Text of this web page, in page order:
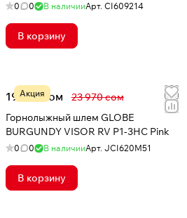
0 0 В наличииАрт. CI609214
В корзину
Акция
19 176 сом
23 970 сом
Горнолыжный шлем GLOBE
BURGUNDY VISOR RV P1-3HC Pink
0 0 В наличииАрт. JCI620M51
В корзину